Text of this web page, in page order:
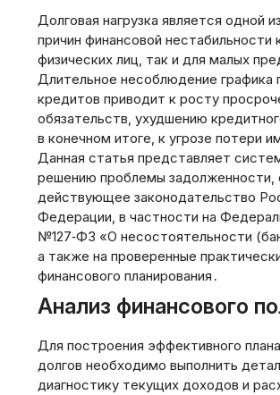
Долговая нагрузка является одной
причин финансовой нестабильности
физических лиц‚ так и для малых
Длительное несоблюдение графика
кредитов приводит к росту
обязательств‚ ухудшению
в конечном итоге‚ к угрозе потери
Данная статья представляет
решению проблемы задолженности‚
действующее законодательство
Федерации‚ в частности на
№127‑ФЗ «О несостоятельности
а также на проверенные
финансового планирования․
Анализ финансового
Для построения эффективного
долгов необходимо выполнить
диагностику текущих доходов и